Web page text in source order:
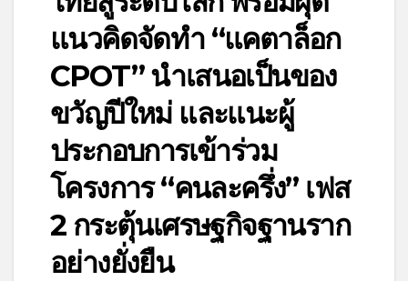
แนวคิดจัดทำ “แคตาล็อก
CPOT” นำเสนอเป็นของ
ขวัญปีใหม่ และแนะผู้
ประกอบการเข้าร่วม
โครงการ “คนละครึ่ง” เฟส
2 กระตุ้นเศรษฐกิจฐานราก
อย่างยั่งยืน